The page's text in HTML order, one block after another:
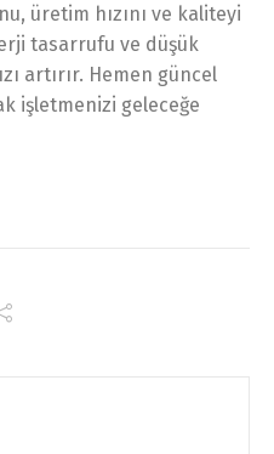
üretim hızını ve kaliteyi
tasarrufu ve düşük
artırır. Hemen güncel
işletmenizi geleceğe